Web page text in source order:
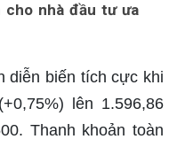
nhà đầu tư ưa
diễn biến tích cực khi
lên 1.596,86
Thanh khoản toàn